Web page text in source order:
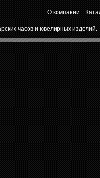
О компании
часов и ювелирных изделий.